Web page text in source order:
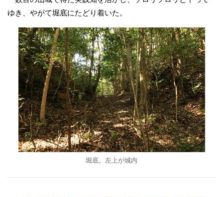
ゆき、やがて堀底にたどり着いた。
堀底。左上が城内